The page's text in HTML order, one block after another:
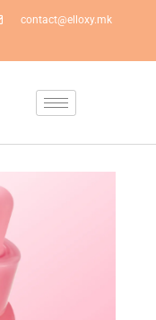
contact@elloxy.mk